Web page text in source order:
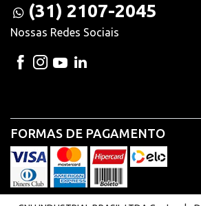
(31) 2107-2045
Nossas Redes Sociais
FORMAS DE PAGAMENTO